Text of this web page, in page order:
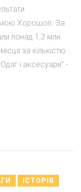
Хорошоп. За
понад 1,3 млн
за кількістю
і аксесуари" -
ІСТОРІЯ